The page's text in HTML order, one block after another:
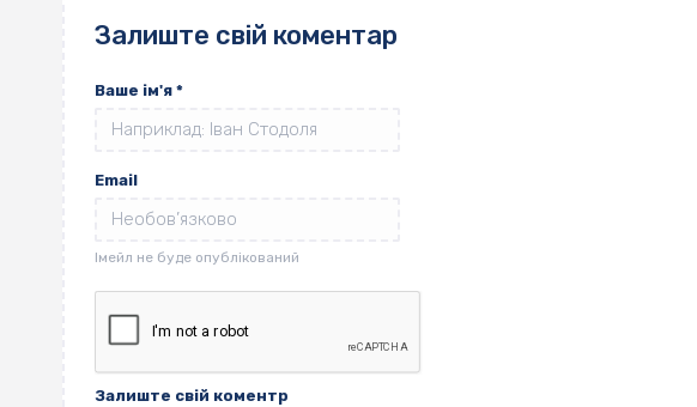
Залиште свій коментар
Ваше ім'я *
Email
Залиште свій коментр